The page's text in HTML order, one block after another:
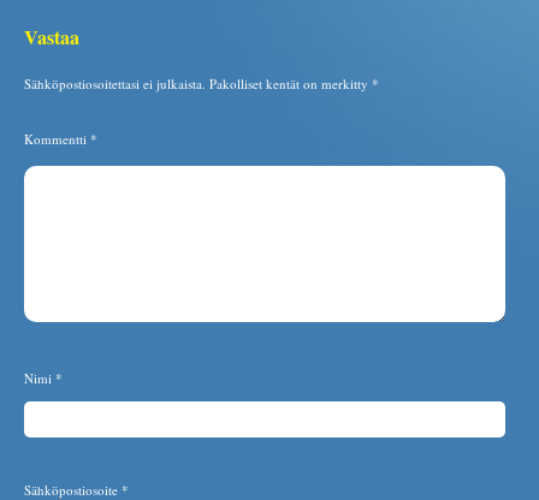
Vastaa
Sähköpostiosoitettasi ei julkaista. Pakolliset kentät on merkitty *
Kommentti *
Nimi *
Sähköpostiosoite *